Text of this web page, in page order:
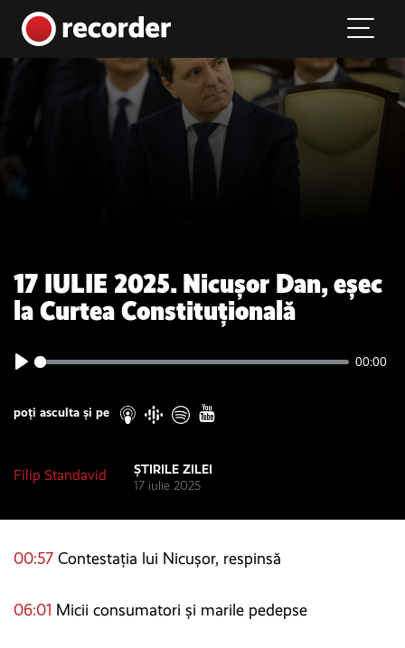
Skip to content
Main Navigation
17 IULIE 2025. Nicușor Dan, eșec
la Curtea Constituțională
00:00
poți asculta și pe
Filip Standavid
ȘTIRILE ZILEI
17 iulie 2025
00:57 Contestația lui Nicușor, respinsă
06:01 Micii consumatori și marile pedepse